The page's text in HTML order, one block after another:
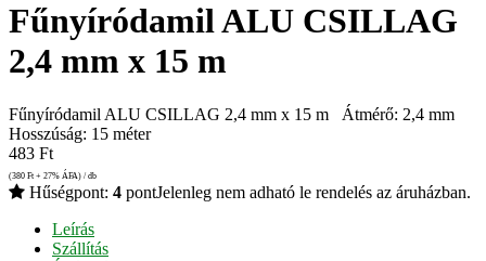
Fűnyíródamil ALU CSILLAG
2,4 mm x 15 m
Fűnyíródamil ALU CSILLAG 2,4 mm x 15 m Átmérő: 2,4 mm
Hosszúság: 15 méter
483 Ft
(380 Ft + 27% ÁFA) / db
Hűségpont: 4 pontJelenleg nem adható le rendelés az áruházban.
Leírás
Szállítás